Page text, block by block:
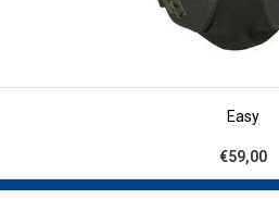
Easy
€59,00